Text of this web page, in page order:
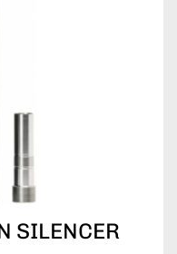
SILENCER